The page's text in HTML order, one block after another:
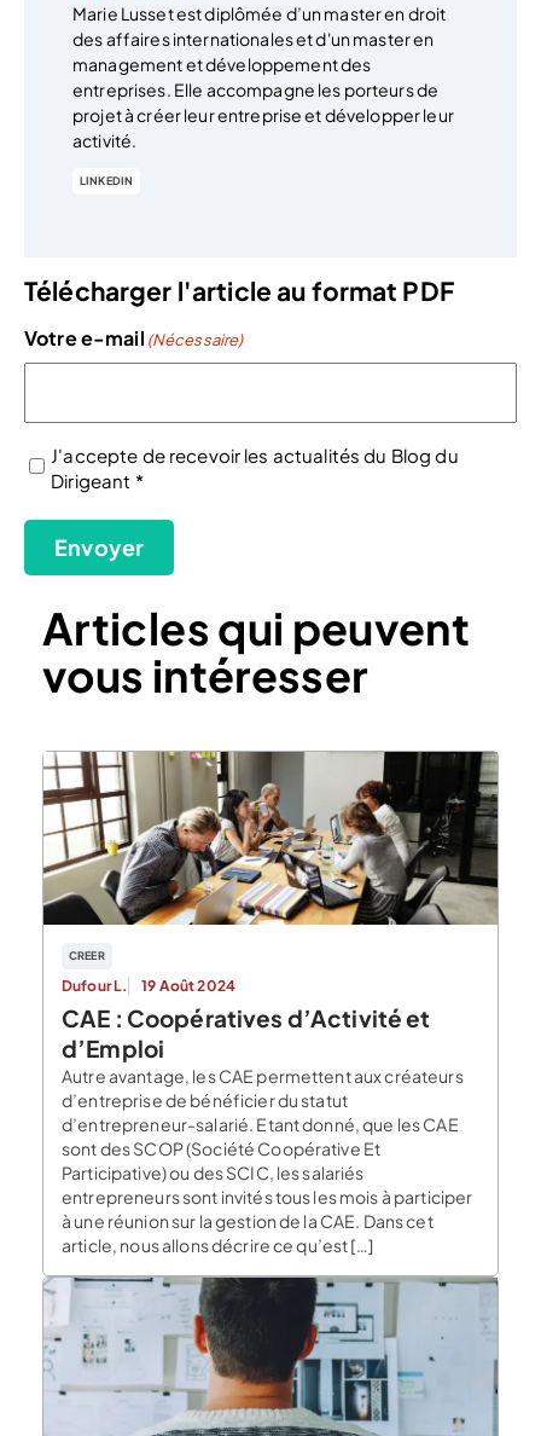
Marie Lusset est diplômée d’un master en droit
des affaires internationales et d'un master en
management et développement des
entreprises. Elle accompagne les porteurs de
projet à créer leur entreprise et développer leur
activité.
LINKEDIN
Télécharger l'article au format PDF
Votre e-mail (Nécessaire)
(Nécessaire)
J'accepte de recevoir les actualités du Blog du
Dirigeant *
Envoyer
Articles qui peuvent
vous intéresser
CREER
Dufour L. 19 Août 2024
CAE : Coopératives d’Activité et
d’Emploi
Autre avantage, les CAE permettent aux créateurs
d’entreprise de bénéficier du statut
d’entrepreneur-salarié. Etant donné, que les CAE
sont des SCOP (Société Coopérative Et
Participative) ou des SCIC, les salariés
entrepreneurs sont invités tous les mois à participer
à une réunion sur la gestion de la CAE. Dans cet
article, nous allons décrire ce qu’est […]